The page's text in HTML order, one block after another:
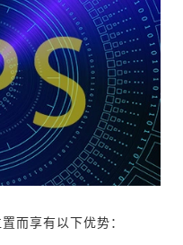
而享有以下优势：